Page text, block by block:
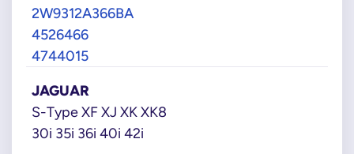
2W9312A366BA
4526466
4744015
JAGUAR
S-Type XF XJ XK XK8
30i 35i 36i 40i 42i